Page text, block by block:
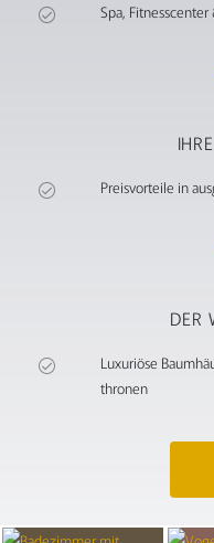
Spa, Fitnesscenter
Preisvorteile in
DER
Luxuriöse
thronen